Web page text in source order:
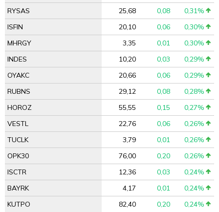
RYSAS
25,68 0,08
0,31%
ISFIN
20,10 0,06
0,30%
MHRGY
3,35 0,01
0,30%
INDES
10,20 0,03
0,29%
OYAKC
20,66 0,06
0,29%
RUBNS
29,12 0,08
0,28%
HOROZ
55,55 0,15
0,27%
VESTL
22,76 0,06
0,26%
TUCLK
3,79 0,01
0,26%
OPK30
76,00 0,20
0,26%
ISCTR
12,36 0,03
0,24%
BAYRK
4,17 0,01
0,24%
KUTPO
82,40 0,20 0,24%